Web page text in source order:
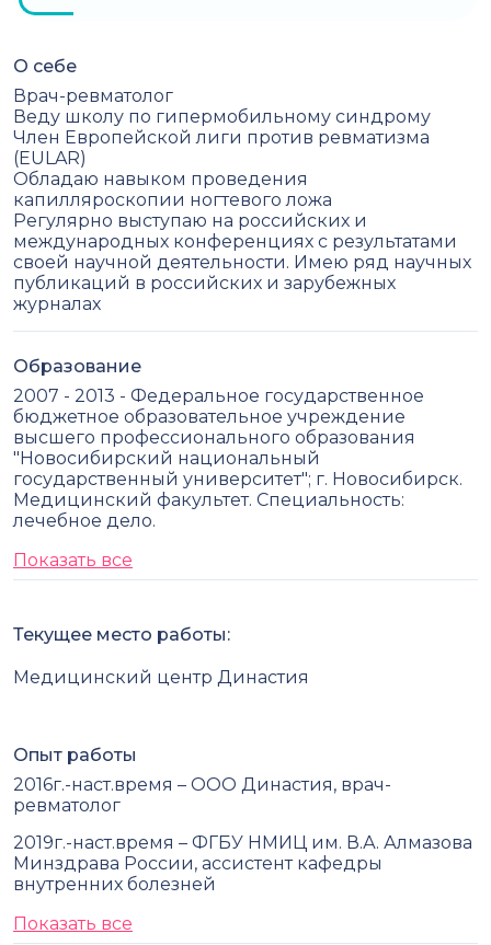
О себе
Врач-ревматолог
Веду школу по гипермобильному синдрому
Член Европейской лиги против ревматизма
(EULAR)
Обладаю навыком проведения
капилляроскопии ногтевого ложа
Регулярно выступаю на российских и
международных конференциях с результатами
своей научной деятельности. Имею ряд научных
публикаций в российских и зарубежных
журналах
Образование
2007 - 2013 - Федеральное государственное
бюджетное образовательное учреждение
высшего профессионального образования
"Новосибирский национальный
государственный университет"; г. Новосибирск.
Медицинский факультет. Специальность:
лечебное дело.
Показать все
Текущее место работы:
Медицинский центр Династия
Опыт работы
2016г.-наст.время – ООО Династия, врач-
ревматолог
2019г.-наст.время – ФГБУ НМИЦ им. В.А. Алмазова
Минздрава России, ассистент кафедры
внутренних болезней
Показать все